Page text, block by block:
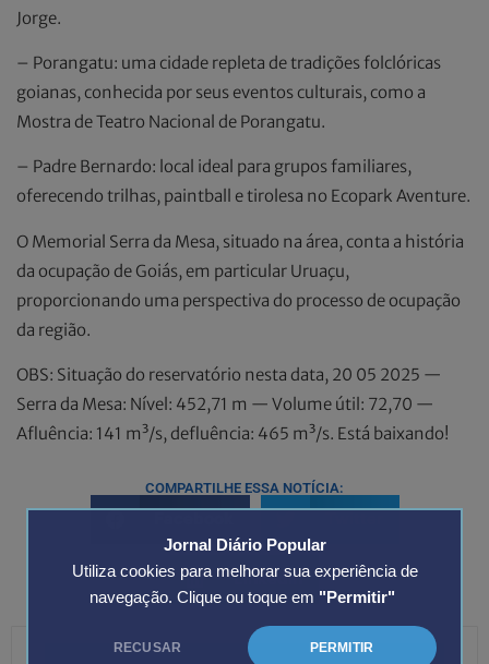
Jornal Diário Popular
Utiliza cookies para melhorar sua experiência de
navegação. Clique ou toque em "Permitir"
RECUSAR PERMITIR
Jorge.
– Porangatu: uma cidade repleta de tradições folclóricas
goianas, conhecida por seus eventos culturais, como a
Mostra de Teatro Nacional de Porangatu.
– Padre Bernardo: local ideal para grupos familiares,
oferecendo trilhas, paintball e tirolesa no Ecopark Aventure.
O Memorial Serra da Mesa, situado na área, conta a história
da ocupação de Goiás, em particular Uruaçu,
proporcionando uma perspectiva do processo de ocupação
da região.
OBS: Situação do reservatório nesta data, 20 05 2025 —
Serra da Mesa: Nível: 452,71 m — Volume útil: 72,70 —
Afluência: 141 m³/s, defluência: 465 m³/s. Está baixando!
COMPARTILHE ESSA NOTÍCIA:
LinkedIn